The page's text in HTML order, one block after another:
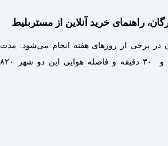
راهنمای خرید آنلاین از مستربلیط
در برخی از روزهای هفته انجام می‌شود. مدت
این پروازها حدود ۱ ساعت و ۳۰ دقیقه و فاصله هوایی این دو شهر ۸۲۰